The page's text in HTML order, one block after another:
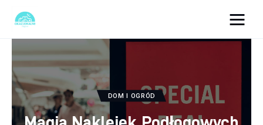
Turystyka
Lifestyle
DOM I OGRÓD